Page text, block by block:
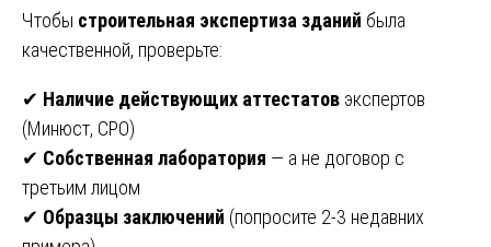
Чтобы строительная экспертиза зданий была
качественной, проверьте:
✔ Наличие действующих аттестатов экспертов
(Минюст, СРО)
✔ Собственная лаборатория — а не договор с
третьим лицом
✔ Образцы заключений (попросите 2-3 недавних